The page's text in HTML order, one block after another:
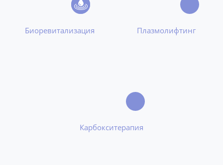
Биоревитализация Плазмолифтинг
Карбокситерапия